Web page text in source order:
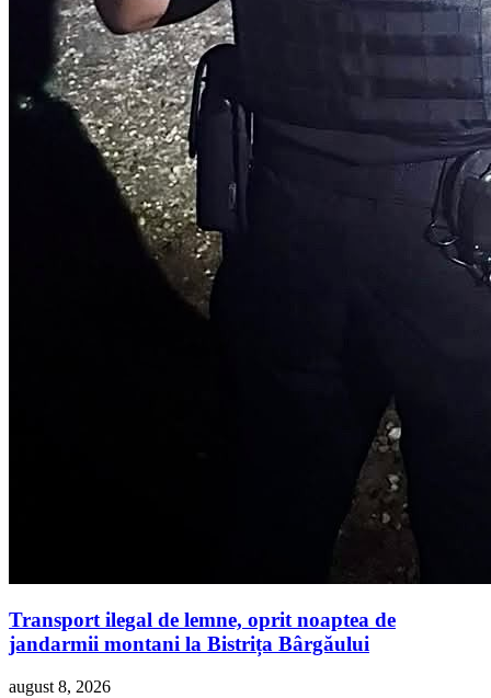
Transport ilegal de lemne, oprit noaptea de
jandarmii montani la Bistrița Bârgăului
august 8, 2026